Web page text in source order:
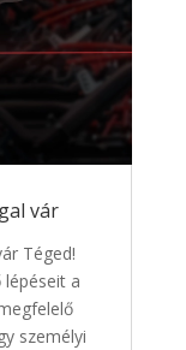
vár
Téged!
a
személyi